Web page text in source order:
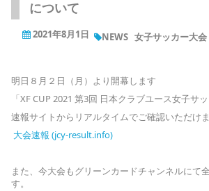
について
2021年8月1日 NEWS 女子サッカー大会
明日８月２日（月）より開幕します
「XF CUP 2021 第3回 日本クラブユース女子サ
速報サイトからリアルタイムでご確認いただけま
大会速報 (jcy-result.info)
また、今大会もグリーンカードチャンネルにて
す。